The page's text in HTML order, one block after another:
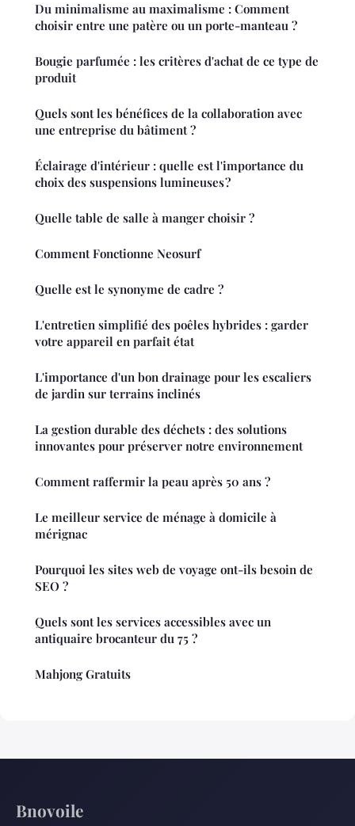
Du minimalisme au maximalisme : Comment
choisir entre une patère ou un porte-manteau ?
Bougie parfumée : les critères d'achat de ce type de
produit
Quels sont les bénéfices de la collaboration avec
une entreprise du bâtiment ?
Éclairage d'intérieur : quelle est l'importance du
choix des suspensions lumineuses ?
Quelle table de salle à manger choisir ?
Comment Fonctionne Neosurf
Quelle est le synonyme de cadre ?
L'entretien simplifié des poêles hybrides : garder
votre appareil en parfait état
L'importance d'un bon drainage pour les escaliers
de jardin sur terrains inclinés
La gestion durable des déchets : des solutions
innovantes pour préserver notre environnement
Comment raffermir la peau après 50 ans ?
Le meilleur service de ménage à domicile à
mérignac
Pourquoi les sites web de voyage ont-ils besoin de
SEO ?
Quels sont les services accessibles avec un
antiquaire brocanteur du 75 ?
Mahjong Gratuits
Bnovoile